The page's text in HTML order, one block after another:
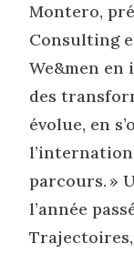
Montero,
Consulting
We&men en
des
évolue, en
parcours. »
l’année